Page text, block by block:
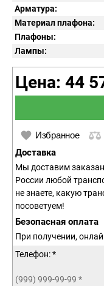
Арматура:
Материал плафона:
Плафоны:
Лампы:
Цена: 44
Избранное
Доставка
Мы доставим
России любой
не знаете, какую
посоветуем!
Безопасная оплата
При получении,
Телефон: *
(999) 999-99-99 *